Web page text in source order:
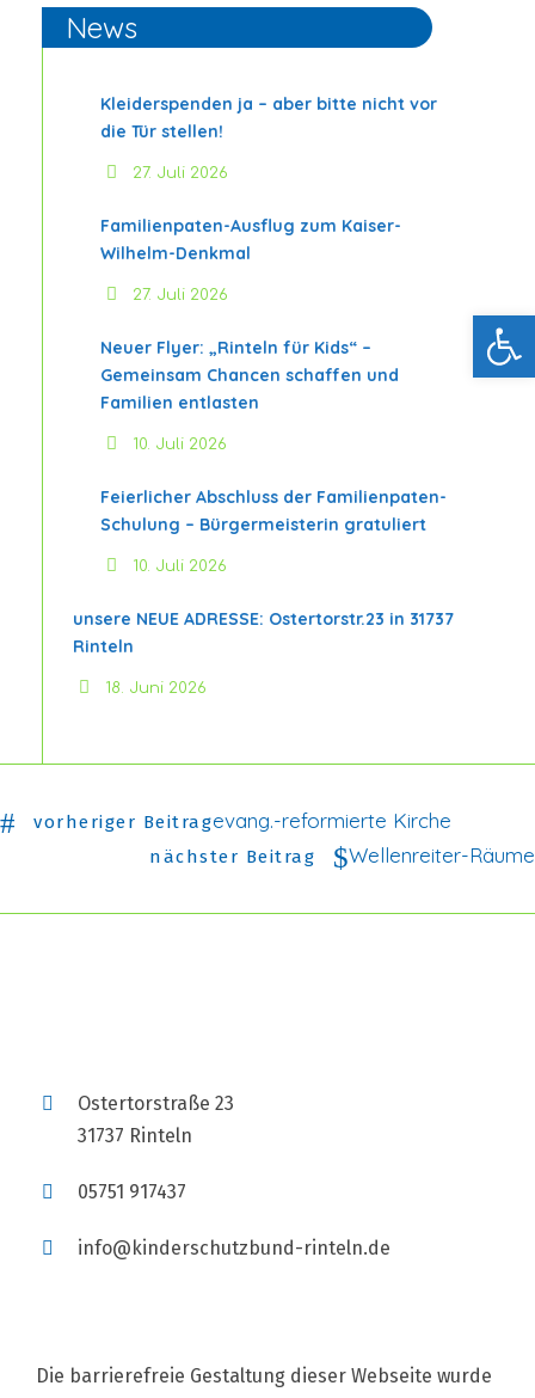
News
Kleiderspenden ja – aber bitte nicht vor
die Tür stellen!
27. Juli 2026
Familienpaten-Ausflug zum Kaiser-
Wilhelm-Denkmal
27. Juli 2026
Neuer Flyer: „Rinteln für Kids“ –
Gemeinsam Chancen schaffen und
Familien entlasten
10. Juli 2026
Feierlicher Abschluss der Familienpaten-
Schulung – Bürgermeisterin gratuliert
10. Juli 2026
unsere NEUE ADRESSE: Ostertorstr.23 in 31737
Rinteln
18. Juni 2026
vorheriger Beitragevang.-reformierte Kirche
nächster Beitrag Wellenreiter-Räume
Ostertorstraße 23
31737 Rinteln
05751 917437
info@kinderschutzbund-rinteln.de
Die barrierefreie Gestaltung dieser Webseite wurde
Werkzeugleiste öffnen